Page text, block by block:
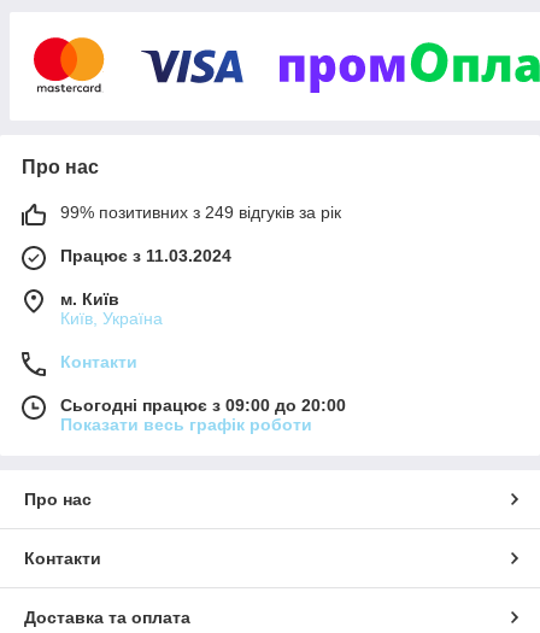
Про нас
99% позитивних з 249 відгуків за рік
Працює з 11.03.2024
м. Київ
Київ, Україна
Контакти
Сьогодні працює з 09:00 до 20:00
Показати весь графік роботи
Про нас
Контакти
Доставка та оплата